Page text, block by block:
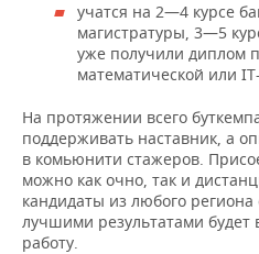
КИБЕРСПОРТ
ФИГУРНОЕ КАТАНИЕ
ВОДНЫЕ ВИДЫ СПОРТА
ХОККЕЙ С МЯЧОМ
КУЛЬТУРА
МЕДИЦИНА
ОБРАЗОВАНИЕ
ПРОИСШЕСТВИЯ
СПИСОК КОМПАНИЙ
учатся на 2—4 курсе
магистратуры, 3—5
уже получили диплом
математической или
На протяжении всего
поддерживать наставник, а
в комьюнити стажеров.
можно как очно, так и
кандидаты из любого
лучшими результатами
работу.